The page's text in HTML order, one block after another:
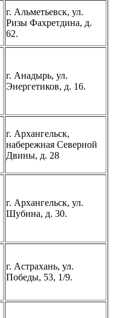
г. Альметьевск, ул.
Ризы Фахретдина, д.
62.
г. Анадырь, ул.
Энергетиков, д. 16.
г. Архангельск,
набережная Северной
Двины, д. 28
г. Архангельск, ул.
Шубина, д. 30.
г. Астрахань, ул.
Победы, 53, 1/9.